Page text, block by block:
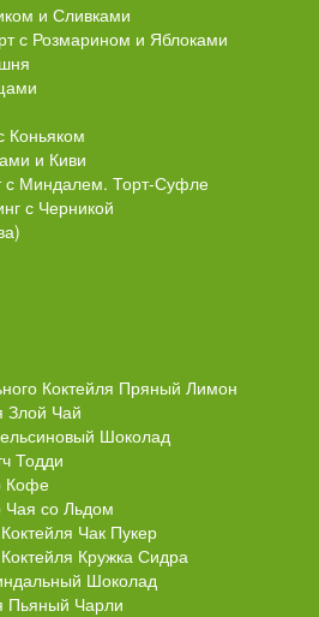
и Сливками
с Розмарином и Яблоками
Коньяком
и Киви
с Миндалем. Торт-Суфле
с Черникой
Коктейля Пряный Лимон
Злой Чай
Шоколад
Тодди
Кофе
Чая со Льдом
Чак Пукер
Кружка Сидра
Шоколад
Пьяный Чарли